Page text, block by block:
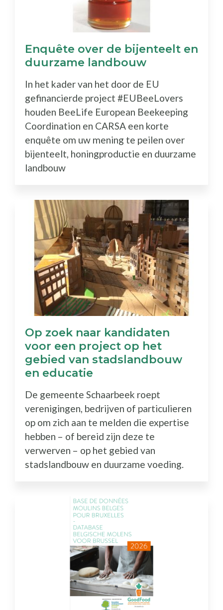
Enquête over de bijenteelt en
duurzame landbouw
In het kader van het door de EU
gefinancierde project #EUBeeLovers
houden BeeLife European Beekeeping
Coordination en CARSA een korte
enquête om uw mening te peilen over
bijenteelt, honingproductie en duurzame
landbouw
Op zoek naar kandidaten
voor een project op het
gebied van stadslandbouw
en educatie
De gemeente Schaarbeek roept
verenigingen, bedrijven of particulieren
op om zich aan te melden die expertise
hebben – of bereid zijn deze te
verwerven – op het gebied van
stadslandbouw en duurzame voeding.